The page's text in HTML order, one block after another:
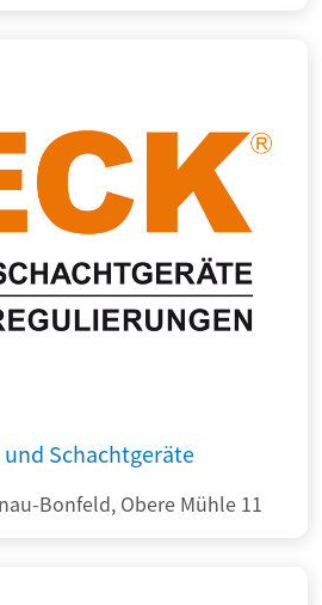
Schachtgeräte
Bonfeld, Obere Mühle 11